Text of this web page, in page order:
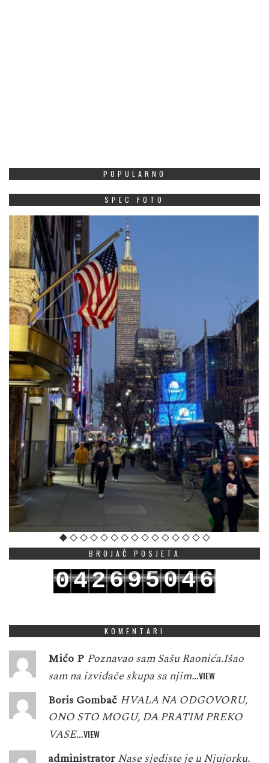
POPULARNO
SPEC FOTO
BROJAČ POSJETA
042695046
KOMENTARI
Mićo P Poznavao sam Sašu Raonića.Išao
sam na izviđače skupa sa njim…VIEW
Boris Gombač HVALA NA ODGOVORU,
ONO STO MOGU, DA PRATIM PREKO
VASE…VIEW
administrator Nase sjediste je u Njujorku.